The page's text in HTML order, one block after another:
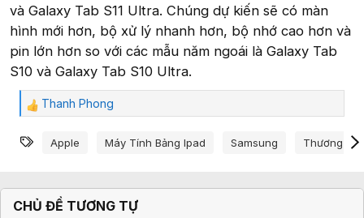
và Galaxy Tab S11 Ultra. Chúng dự kiến sẽ có màn
hình mới hơn, bộ xử lý nhanh hơn, bộ nhớ cao hơn và
pin lớn hơn so với các mẫu năm ngoái là Galaxy Tab
S10 và Galaxy Tab S10 Ultra.
C
m
c
:
Thanh Phong
Từ khóa
Apple Máy Tính Bảng Ipad Samsung Thương
CHỦ ĐỀ TƯƠNG TỰ